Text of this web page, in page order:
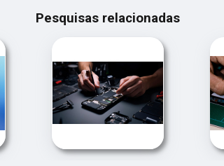
Pesquisas relacionadas